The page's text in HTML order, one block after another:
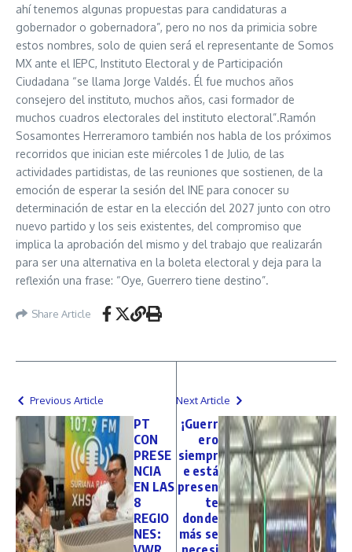
ahí tenemos algunas propuestas para candidaturas a
gobernador o gobernadora”, pero no nos da primicia sobre
estos nombres, solo de quien será el representante de Somos
MX ante el IEPC, Instituto Electoral y de Participación
Ciudadana “se llama Jorge Valdés. Él fue muchos años
consejero del instituto, muchos años, casi formador de
muchos cuadros electorales del instituto electoral”.Ramón
Sosamontes Herreramoro también nos habla de los próximos
recorridos que inician este miércoles 1 de Julio, de las
actividades partidistas, de las reuniones que sostienen, de la
emoción de esperar la sesión del INE para conocer su
determinación de estar en la elección del 2027 junto con otro
nuevo partido y los seis existentes, del compromiso que
implica la aprobación del mismo y del trabajo que realizarán
para ser una alternativa en la boleta electoral y deja para la
reflexión una frase: “Oye, Guerrero tiene destino”.
Share Article
Previous Article
PT
CON
PRESE
NCIA
EN LAS
8
REGIO
NES:
Next Article
¡Guerr
ero
siempr
e está
presen
te
donde
más se